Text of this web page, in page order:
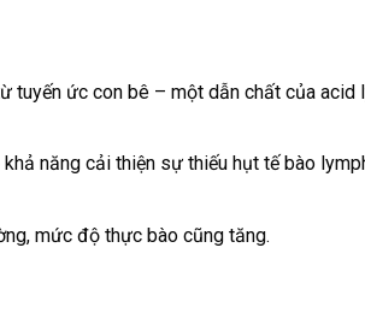
tuyến ức con bê – một dẫn chất của
năng cải thiện sự thiếu hụt tế bào
mức độ thực bào cũng tăng.